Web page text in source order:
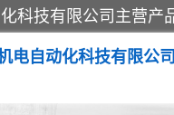
电自动化科技有限公司